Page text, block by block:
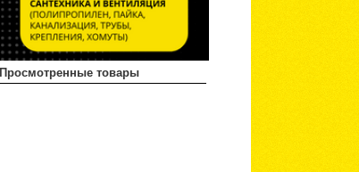
Просмотренные товары